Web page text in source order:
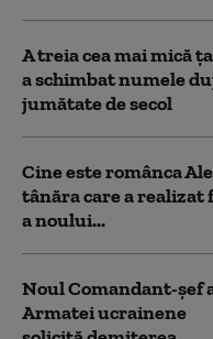
A treia cea mai mică
a schimbat numele
jumătate de secol
Cine este românca
tânăra care a realizat
a noului...
Noul Comandant-șef
Armatei ucrainene